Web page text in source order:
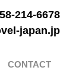
214-6678
japan.jp
CONTACT